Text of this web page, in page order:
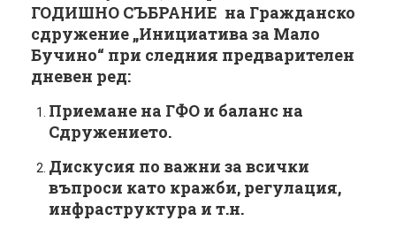
ГОДИШНО СЪБРАНИЕ на Гражданско
сдружение „Инициатива за Мало
Бучино“ при следния предварителен
дневен ред:
Приемане на ГФО и баланс на
Сдружението.
Дискусия по важни за всички
въпроси като кражби, регулация,
инфраструктура и т.н.